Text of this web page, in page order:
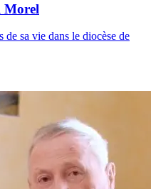
Morel
sa vie dans le diocèse de